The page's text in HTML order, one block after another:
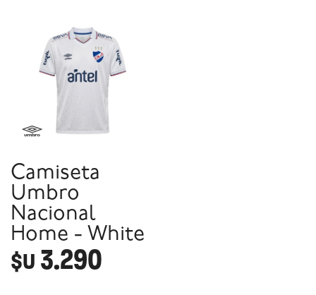
Camiseta
Umbro
Nacional
Home - White
$U 3.290